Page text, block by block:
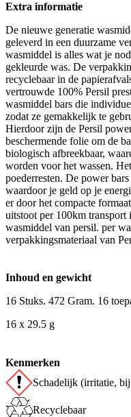
Extra informatie
De nieuwe generatie
geleverd in een duurzame
wasmiddel is alles wat je
gekleurde was. De
recyclebaar in de
vertrouwde 100% Persil
wasmiddel bars die
zodat ze gemakkelijk te
Hierdoor zijn de Persil
beschermende folie om de
biologisch afbreekbaar,
worden voor het wassen.
poederresten. De power
waardoor je geld op je
er door het compacte
uitstoot per 100km
wasmiddel van persil. per
verpakkingsmateriaal van
Inhoud en gewicht
16 Stuks. 472 Gram. 16
16 x 29.5 g
Kenmerken
Schadelijk (irritatie,
Recyclebaar